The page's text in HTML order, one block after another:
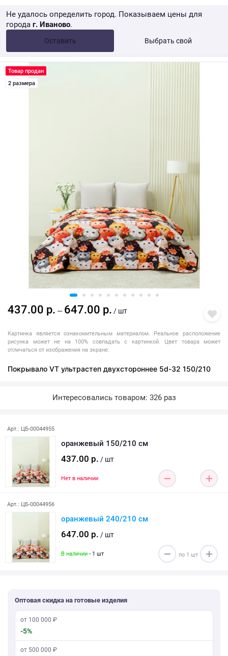
Не удалось определить город. Показываем цены для
города г. Иваново.
Оставить Выбрать свой
от 10 000 ₽ Розница → WB
Товар продан
2 размера
437.00 р. — 647.00 р. / шт
Картинка является ознакомительным материалом. Реальное расположение
рисунка может не на 100% совпадать с картинкой. Цвет товара может
отличаться от изображения на экране.
Покрывало VT ультрастеп двухстороннее 5d-32 150/210
Интересовались товаром: 326 раз
Арт.: ЦБ-00044955
оранжевый 150/210 см
437.00 р. / шт
Нет в наличии
Арт.: ЦБ-00044956
оранжевый 240/210 см
647.00 р. / шт
В наличии - 1 шт
Оптовая скидка на готовые изделия
от 100 000 ₽
-5%
от 500 000 ₽